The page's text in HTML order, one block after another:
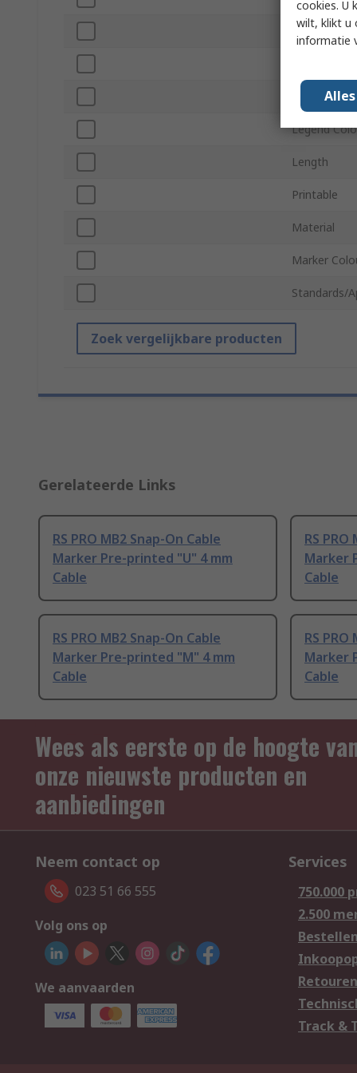
Series
Maximum
Legend
Length
Printable
Material
Marker
Standards/
Zoek vergelijkbare producten
Gerelateerde Links
RS PRO MB2 Snap-On Cable
Marker Pre-printed "U" 4 mm
Cable
RS PRO
Marker
Cable
RS PRO MB2 Snap-On Cable
Marker Pre-printed "M" 4 mm
Cable
RS PRO
Marker
Cable
Wees als eerste op de hoogte
onze nieuwste producten en
aanbiedingen
Neem contact op
023 51 66 555
Volg ons op
We aanvaarden
Services
750.000
2.500
Bestellen
Retouren
Track &
cookies. U
wilt, klikt u
informatie